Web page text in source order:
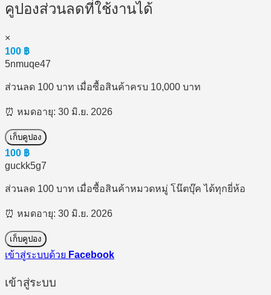
คูปองส่วนลดที่ใช้งานได้
×
100 ฿
5nmuqe47
ส่วนลด 100 บาท เมื่อซื้อสินค้าครบ 10,000 บาท
⏰ หมดอายุ: 30 มิ.ย. 2026
เก็บคูปอง
100 ฿
guckk5g7
ส่วนลด 100 บาท เมื่อซื้อสินค้าหมวดหมู่ โน๊ตบุ๊ค ได้ทุกยี่ห้อ
⏰ หมดอายุ: 30 มิ.ย. 2026
เก็บคูปอง
เข้าสู่ระบบด้วย Facebook
เข้าสู่ระบบ